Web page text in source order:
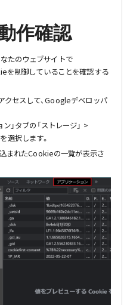
作確認
たのウェブサイトで
制御していることを確認する
セスして、Googleデベロッパ
」タブの「ストレージ」 >
選択します。
まれたCookieの一覧が表示さ